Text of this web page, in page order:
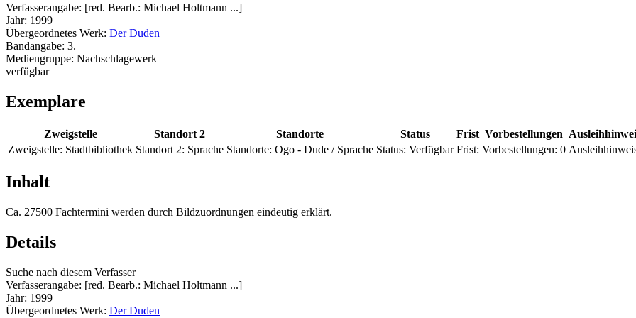
Verfasserangabe: [red. Bearb.: Michael Holtmann ...]
Jahr: 1999
Übergeordnetes Werk: Der Duden
Bandangabe: 3.
Mediengruppe: Nachschlagewerk
verfügbar
Exemplare
Zweigstelle Standort 2 Standorte Status Frist Vorbestellungen
Zweigstelle: Stadtbibliothek Standort 2: Sprache Standorte: Ogo - Dude / Sprache Status: Verfügbar Frist: Vorbestellungen: 0
Inhalt
Ca. 27500 Fachtermini werden durch Bildzuordnungen eindeutig erklärt.
Details
Suche nach diesem Verfasser
Verfasserangabe: [red. Bearb.: Michael Holtmann ...]
Jahr: 1999
Übergeordnetes Werk: Der Duden